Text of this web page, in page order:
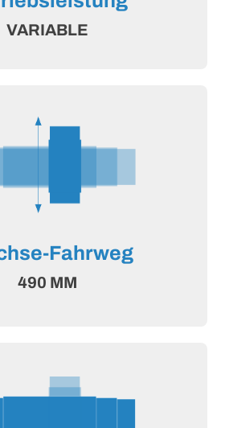
VARIABLE
Fahrweg
490 MM